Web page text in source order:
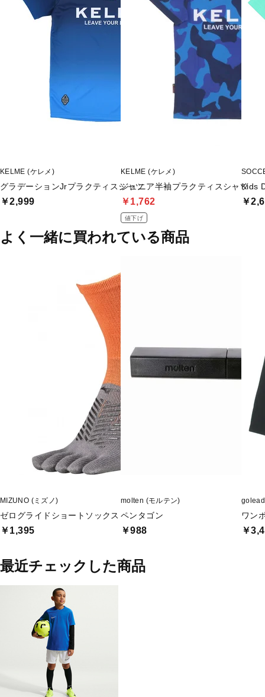
KELME (ケレメ)
グラデーションJrプラクティスシャツ
￥2,999
KELME (ケレメ)
ジュニア半袖プラクティスシャツ
￥1,762
値下げ
Kids
￥
よく一緒に買われている商品
MIZUNO (ミズノ)
ゼログライドショートソックス
￥1,395
molten (モルテン)
ペンタゴン
￥988
ワン
￥
最近チェックした商品